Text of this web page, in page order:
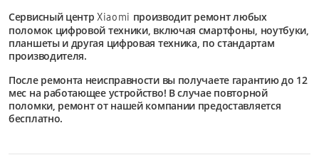
Сервисный центрXiaomi производит ремонт любых
поломок цифровой техники, включая смартфоны, ноутбуки,
планшеты и другая цифровая техника, по стандартам
производителя.
После ремонта неисправности вы получаете гарантию до 12
мес на работающее устройство! В случае повторной
поломки, ремонт от нашей компании предоставляется
бесплатно.